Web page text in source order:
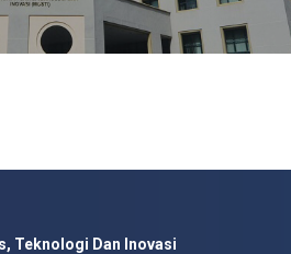
Teknologi Dan Inovasi